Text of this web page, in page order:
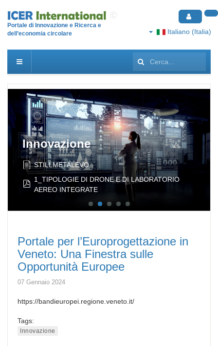
Portale di Innovazione e Ricerca e
dell’economia circolare
Italiano (Italia)
Cerca...
Innovazione
STILLMETALEVO
pdf
1_TIPOLOGIE DI DRONE E DI LABORATORIO
AEREO INTEGRATE
Portale per l’Europrogettazione in
Veneto: Una Finestra sulle
Opportunità Europee
07 Gennaio 2024
https://bandieuropei.regione.veneto.it/
Tags:
Innovazione